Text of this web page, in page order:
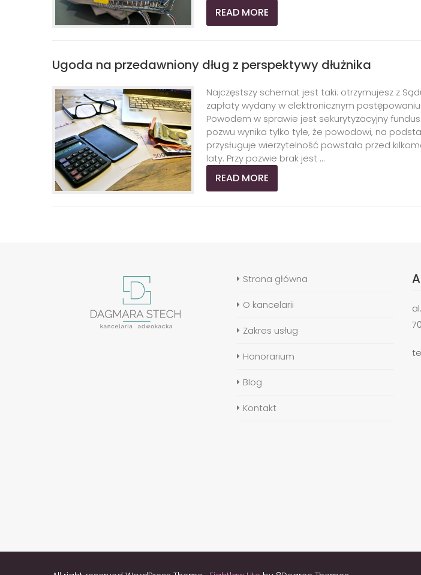
READ MORE
Ugoda na przedawniony dług z perspektywy dłużnika
Najczęstszy schemat jest taki: otrzymujesz z
zapłaty wydany w elektronicznym
Powodem w sprawie jest sekurytyzacyjny
pozwu wynika tylko tyle, że powodowi, na
przysługuje wierzytelność powstała przed
laty. Przy pozwie brak jest ...
READ MORE
Strona główna
O kancelarii
Zakres usług
Honorarium
Blog
Kontakt